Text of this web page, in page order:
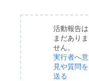
活動報告は
まだありま
せん。
実行者へ意
見や質問を
送る